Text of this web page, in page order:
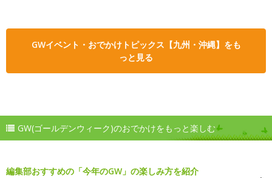
GWイベント・おでかけトピックス【九州・沖縄】をも
っと見る
GW(ゴールデンウィーク)のおでかけをもっと楽しむ
編集部おすすめの「今年のGW」の楽しみ方を紹介